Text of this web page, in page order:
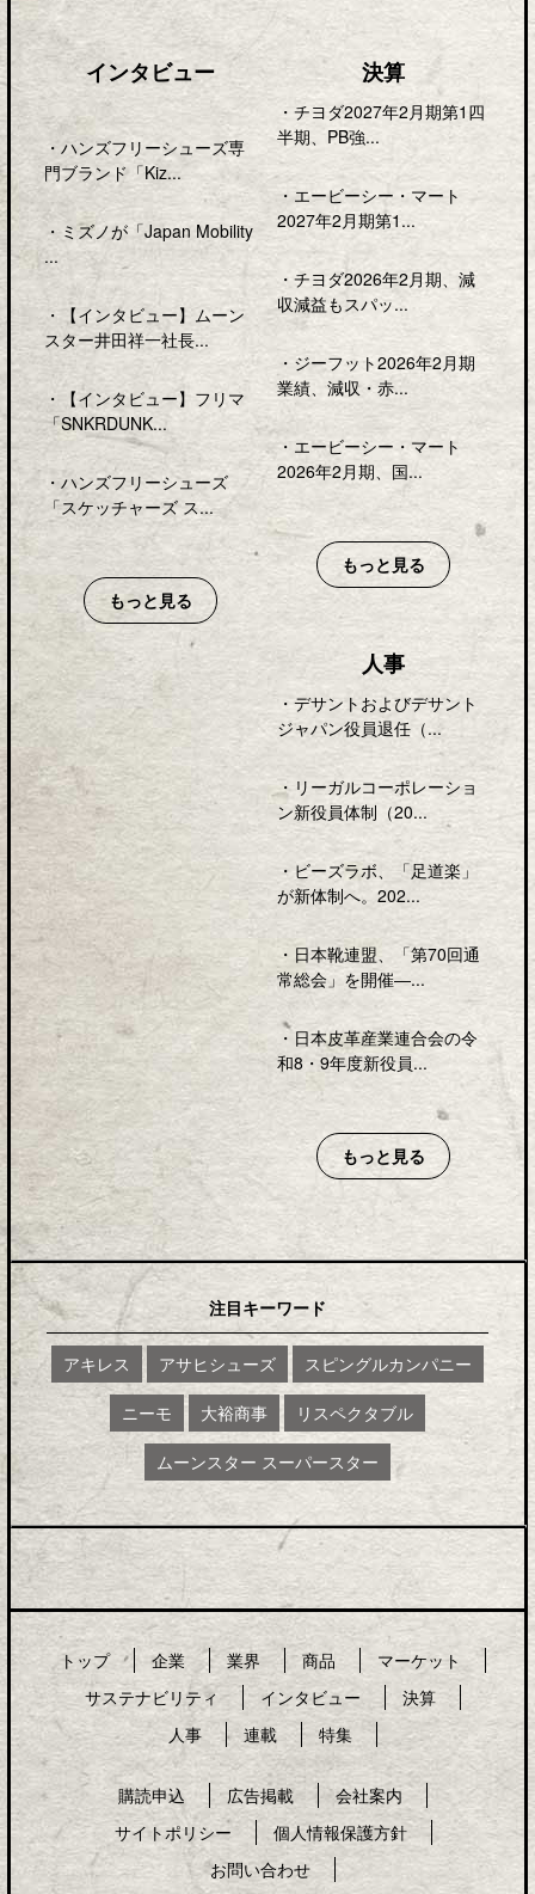
インタビュー
・ ハンズフリーシューズ専
門ブランド「Kiz...
・ ミズノが「Japan Mobility
...
・
【インタビュー】ムーン
スター井田祥一社長...
・
【インタビュー】フリマ
「SNKRDUNK...
・ ハンズフリーシューズ
「スケッチャーズ ス...
もっと見る
決算
・ チヨダ2027年2月期第1四
半期、PB強...
・ エービーシー・マート
2027年2月期第1...
・ チヨダ2026年2月期、減
収減益もスパッ...
・ ジーフット2026年2月期
業績、減収・赤...
・ エービーシー・マート
2026年2月期、国...
もっと見る
人事
・デサントおよびデサント
ジャパン役員退任（...
・ リーガルコーポレーショ
ン新役員体制（20...
・ ビーズラボ、「足道楽」
が新体制へ。202...
・ 日本靴連盟、「第70回通
常総会」を開催―...
・ 日本皮革産業連合会の令
和8・9年度新役員...
もっと見る
注目キーワード
アキレス アサヒシューズ スピングルカンパニー
ニーモ 大裕商事 リスペクタブル
ムーンスター スーパースター
トップ 企業 業界 商品
マーケット
サステナビリティ
インタビュー
決算
人事
連載 特集
購読申込 広告掲載
会社案内
サイトポリシー
個人情報保護方針
お問い合わせ